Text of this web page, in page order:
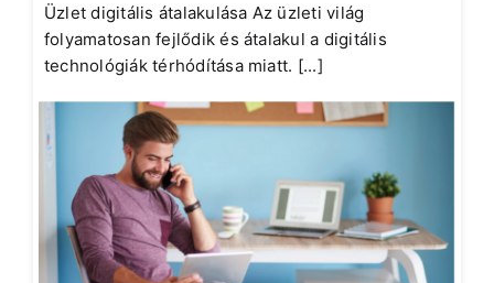
Üzlet digitális átalakulása Az üzleti világ
folyamatosan fejlődik és átalakul a digitális
technológiák térhódítása miatt. [...]